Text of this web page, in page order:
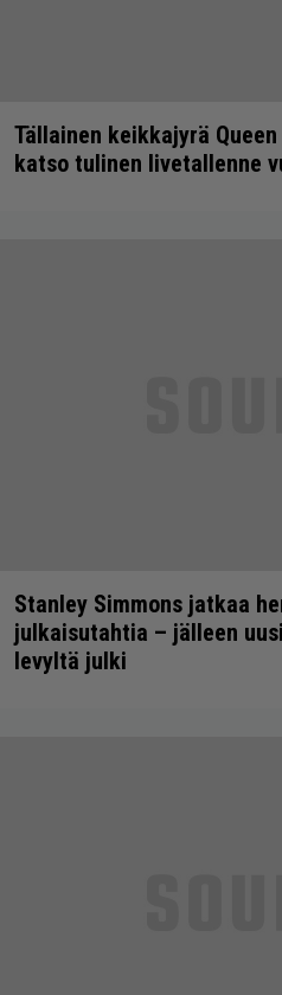
Tällainen keikkajyrä
katso tulinen livetallenne
Stanley Simmons jatkaa
julkaisutahtia – jälleen
levyltä julki